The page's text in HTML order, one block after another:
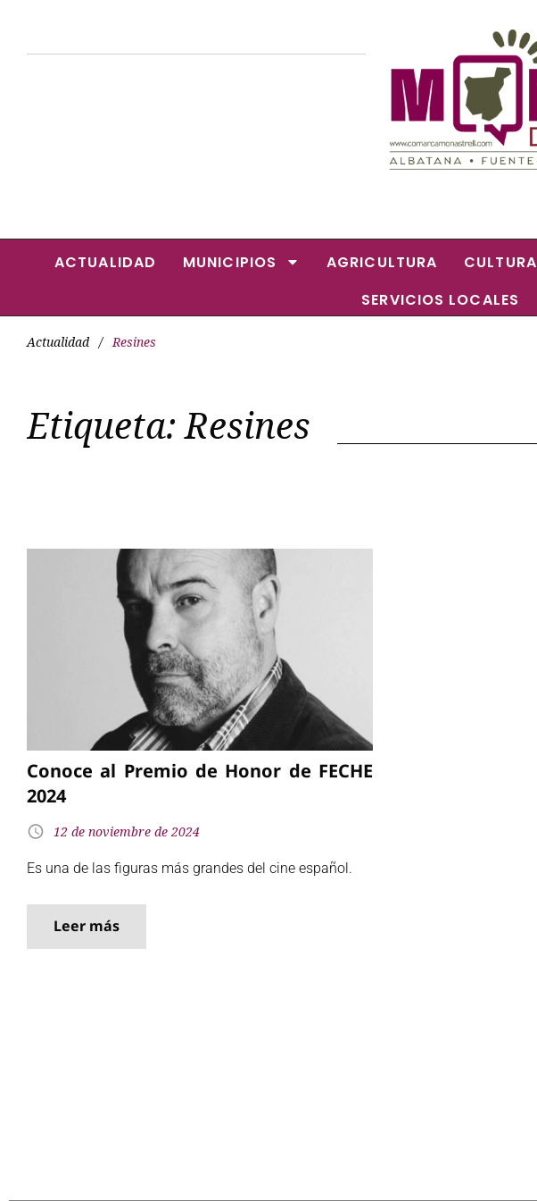
ACTUALIDAD MUNICIPIOS AGRICULTURA CULTURA
SERVICIOS LOCALES
Actualidad / Resines
Etiqueta:Resines
Conoce al Premio de Honor de FECHE
2024
12 de noviembre de 2024
Es una de las figuras más grandes del cine español.
Leer más